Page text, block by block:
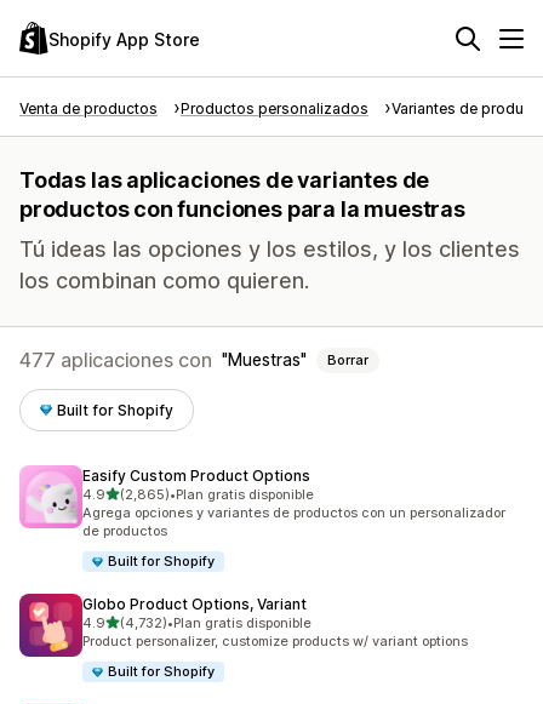
Shopify App Store
Venta de productos Productos personalizados Variantes de
Todas las aplicaciones de variantes de
productos con funciones para la muestras
Tú ideas las opciones y los estilos, y los clientes
los combinan como quieren.
477 aplicaciones con Muestras Borrar
Built for Shopify
Easify Custom Product Options
4.9de 5 estrellas
(2,865)
2865 reseñas en total
•Plan gratis disponible
Agrega opciones y variantes de productos con un personalizador
de productos
Built for Shopify
Globo Product Options, Variant
4.9de 5 estrellas
(4,732)
4732 reseñas en total
•Plan gratis disponible
Product personalizer, customize products w/ variant options
Built for Shopify